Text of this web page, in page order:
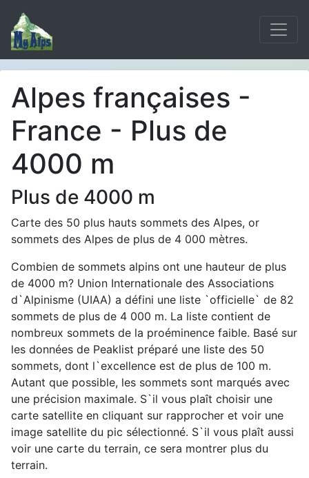
Alpes françaises -
France - Plus de
4000 m
Plus de 4000 m
Carte des 50 plus hauts sommets des Alpes, or
sommets des Alpes de plus de 4 000 mètres.
Combien de sommets alpins ont une hauteur de plus
de 4000 m? Union Internationale des Associations
d`Alpinisme (UIAA) a défini une liste `officielle` de 82
sommets de plus de 4 000 m. La liste contient de
nombreux sommets de la proéminence faible. Basé sur
les données de Peaklist préparé une liste des 50
sommets, dont l`excellence est de plus de 100 m.
Autant que possible, les sommets sont marqués avec
une précision maximale. S`il vous plaît choisir une
carte satellite en cliquant sur rapprocher et voir une
image satellite du pic sélectionné. S`il vous plaît aussi
voir une carte du terrain, ce sera montrer plus du
terrain.